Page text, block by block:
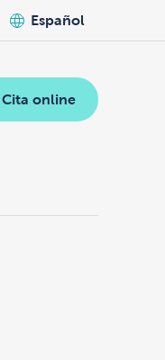
Español
Cita online